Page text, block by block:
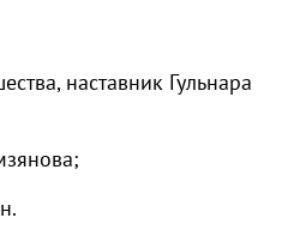
наставник Гульнара